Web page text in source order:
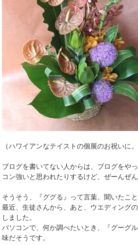
（ハワイアンなテイストの個展のお祝いに
ブログを書いてない人からは、ブログをや
コン強いと思われたりするけど、ぜーんぜん
そうそう、『ググる』って言葉、聞いたこ
最近、生徒さんから、あと、ウエディング
しました。
パソコンで、何か調べたいとき、『グーグ
味だそうです。